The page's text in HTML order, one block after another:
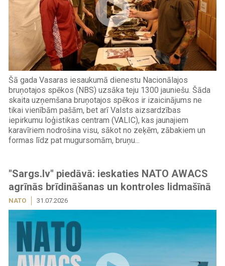
Šā gada Vasaras iesaukumā dienestu Nacionālajos
bruņotajos spēkos (NBS) uzsāka teju 1300 jauniešu. Šāda
skaita uzņemšana bruņotajos spēkos ir izaicinājums ne
tikai vienībām pašām, bet arī Valsts aizsardzības
iepirkumu loģistikas centram (VALIC), kas jaunajiem
karavīriem nodrošina visu, sākot no zeķēm, zābakiem un
formas līdz pat mugursomām, bruņu...
"Sargs.lv" piedāvā: ieskaties NATO AWACS
agrīnās brīdināšanas un kontroles lidmašīnā
NATO 31.07.2026